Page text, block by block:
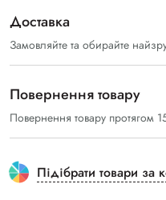
Доставка
Замовляйте та обирайте
Повернення товару
Повернення товару протягом
Підібрати товари за